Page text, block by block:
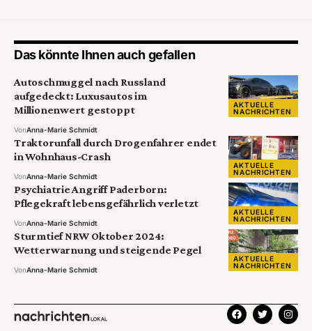
Das könnte Ihnen auch gefallen
AKTUELLE
NACHRICHTEN
Autoschmuggel nach Russland
aufgedeckt: Luxusautos im
Millionenwert gestoppt
VonAnna-Marie Schmidt
AKTUELLE
NACHRICHTEN
Traktorunfall durch Drogenfahrer endet
in Wohnhaus-Crash
VonAnna-Marie Schmidt
AKTUELLE
NACHRICHTEN
Psychiatrie Angriff Paderborn:
Pflegekraft lebensgefährlich verletzt
VonAnna-Marie Schmidt
AKTUELLE
NACHRICHTEN
Sturmtief NRW Oktober 2024:
Wetterwarnung und steigende Pegel
VonAnna-Marie Schmidt